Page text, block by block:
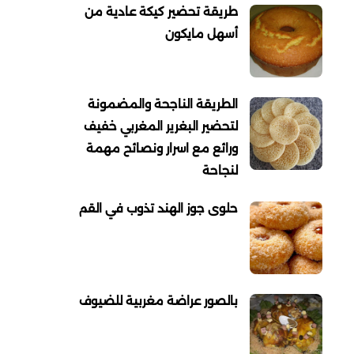
طريقة تحضير كيكة عادية من
أسهل مايكون
الطريقة الناجحة والمضمونة
لتحضير البغرير المغربي خفيف
ورائع مع اسرار ونصائح مهمة
لنجاحة
حلوى جوز الهند تذوب في القم
بالصور عراضة مغربية للضيوف